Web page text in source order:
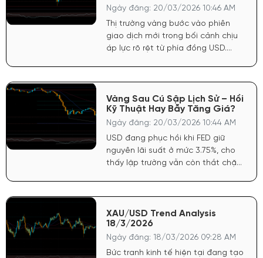
Ngày đăng: 20/03/2026 10:46 AM
Thị trường vàng bước vào phiên
giao dịch mới trong bối cảnh chịu
áp lực rõ rệt từ phía đồng USD.
đồng bạc xanh và gây bất lợi trực
tiếp cho vàng - tài sản không sinh
lãi.
Vàng Sau Cú Sập Lịch Sử – Hồi
Kỹ Thuật Hay Bẫy Tăng Giá?
Ngày đăng: 20/03/2026 10:44 AM
USD đang phục hồi khi FED giữ
nguyên lãi suất ở mức 3.75%, cho
thấy lập trường vẫn còn thắt chặt
XAU/USD Trend Analysis
18/3/2026
Ngày đăng: 18/03/2026 09:28 AM
Bức tranh kinh tế hiện tại đang tạo